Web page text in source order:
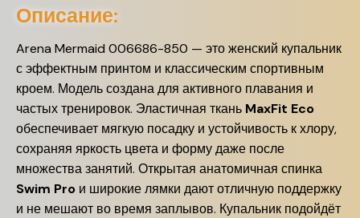
Описание:
Arena Mermaid 006686-850 — это женский купальник
с эффектным принтом и классическим спортивным
кроем. Модель создана для активного плавания и
частых тренировок. Эластичная ткань MaxFit Eco
обеспечивает мягкую посадку и устойчивость к хлору,
сохраняя яркость цвета и форму даже после
множества занятий. Открытая анатомичная спинка
Swim Pro и широкие лямки дают отличную поддержку
и не мешают во время заплывов. Купальник подойдёт